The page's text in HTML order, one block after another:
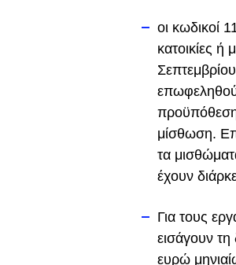
οι κωδικοί
κατοικίες ή
προϋπόθεση
μίσθωση.
τα
έχουν
Για τους
εισάγουν
ευρώ